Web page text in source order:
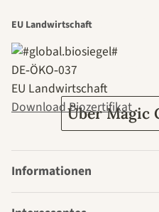
Über Magic
EU Landwirtschaft
DE‑ÖKO‑037
EU Landwirtschaft
Download Biozertifikat
Informationen